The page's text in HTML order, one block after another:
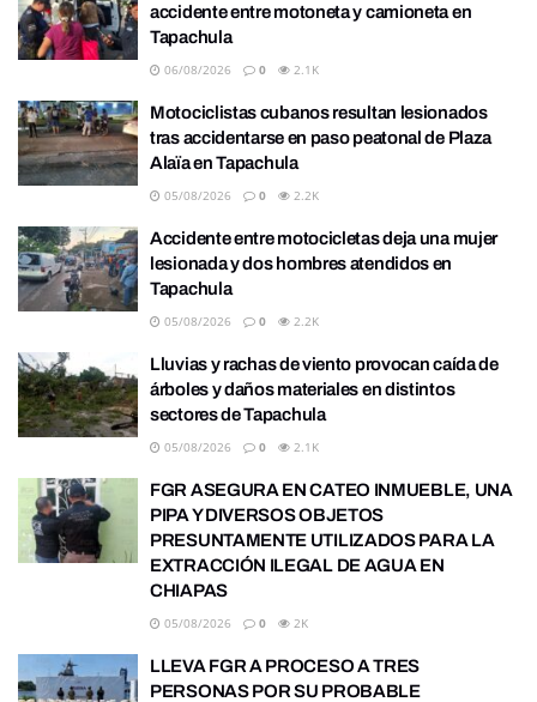
accidente entre motoneta y camioneta en
Tapachula
06/08/2026 0 2.1K
Motociclistas cubanos resultan lesionados
tras accidentarse en paso peatonal de Plaza
Alaïa en Tapachula
05/08/2026 0 2.2K
Accidente entre motocicletas deja una mujer
lesionada y dos hombres atendidos en
Tapachula
05/08/2026 0 2.2K
Lluvias y rachas de viento provocan caída de
árboles y daños materiales en distintos
sectores de Tapachula
05/08/2026 0 2.1K
FGR ASEGURA EN CATEO INMUEBLE, UNA
PIPA Y DIVERSOS OBJETOS
PRESUNTAMENTE UTILIZADOS PARA LA
EXTRACCIÓN ILEGAL DE AGUA EN
CHIAPAS
05/08/2026 0 2K
LLEVA FGR A PROCESO A TRES
PERSONAS POR SU PROBABLE